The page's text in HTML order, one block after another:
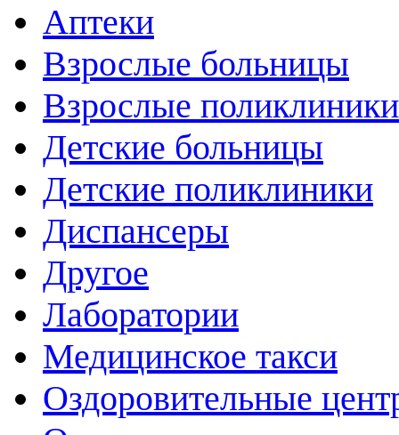
Аптеки
Взрослые больницы
Взрослые поликлиники
Детские больницы
Детские поликлиники
Диспансеры
Другое
Лаборатории
Медицинское такси
Оздоровительные